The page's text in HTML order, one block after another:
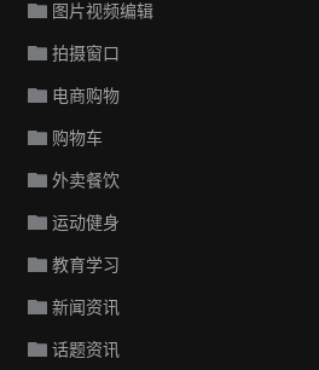
图片视频编辑
拍摄窗口
电商购物
购物车
外卖餐饮
运动健身
教育学习
新闻资讯
话题资讯